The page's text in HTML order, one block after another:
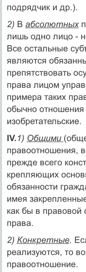
подрядчик и др.).
2) В абсолютных
лишь одно лицо -
Все остальные
являются
препятствовать
права лицом
примера таких
обычно отношения
изобретательские.
IV.1) Общими
правоотношения,
прежде всего
крепляющих
обязанности
имея
как бы в правовой
права.
2) Конкретные.
реализуются, то
правоотношение.